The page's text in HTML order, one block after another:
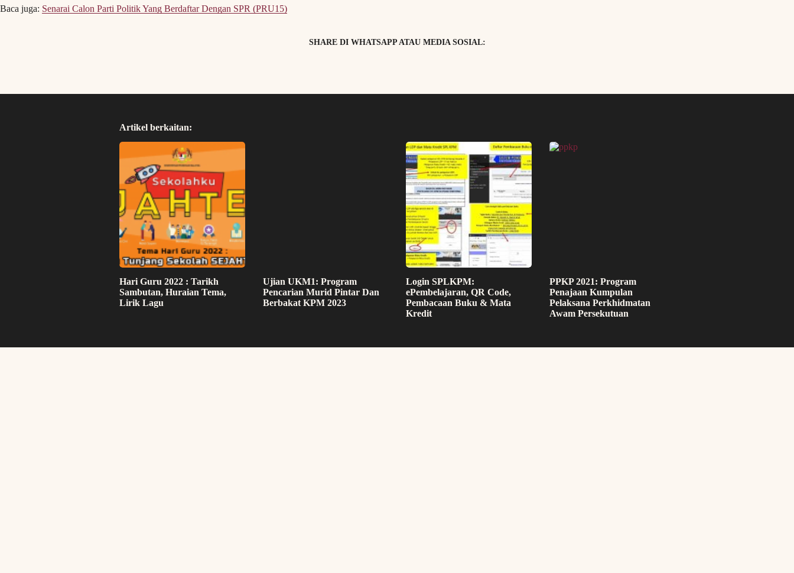
Baca juga: Senarai Calon Parti Politik Yang Berdaftar Dengan SPR (PRU15)
SHARE DI WHATSAPP ATAU MEDIA SOSIAL:
Artikel berkaitan:
Hari Guru 2022 : Tarikh
Sambutan, Huraian Tema,
Lirik Lagu
Ujian UKM1: Program
Pencarian Murid Pintar Dan
Berbakat KPM 2023
Login SPLKPM:
ePembelajaran, QR Code,
Pembacaan Buku & Mata
Kredit
PPKP 2021: Program
Penajaan Kumpulan
Pelaksana Perkhidmatan
Awam Persekutuan